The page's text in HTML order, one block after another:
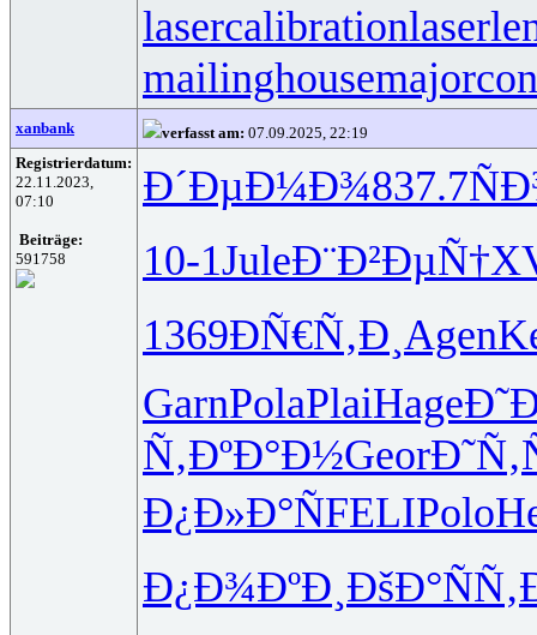
lasercalibration
mailinghouse
xanbank verfasst am: 07.09.2025, 22:19
Registrierdatum:
22.11.2023,
07:10
Beiträge:
591758
Ð´ÐµÐ¼Ð¾837.7
10-1JuleÐ¨Ð²ÐµÑ†
1369ÐÑ€Ñ‚Ð¸ Agen
GarnPolaPlaiHage
Ñ‚ÐºÐ°Ð½Geor
Ð¿Ð»Ð°ÑFELIPolo
Ð¿Ð¾ÐºÐ¸ ÐšÐ°ÑÑ‚